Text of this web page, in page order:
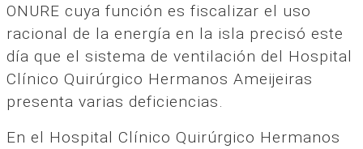
ONURE cuya función es fiscalizar el uso
racional de la energía en la isla precisó este
día que el sistema de ventilación del Hospital
Clínico Quirúrgico Hermanos Ameijeiras
presenta varias deficiencias.
En el Hospital Clínico Quirúrgico Hermanos